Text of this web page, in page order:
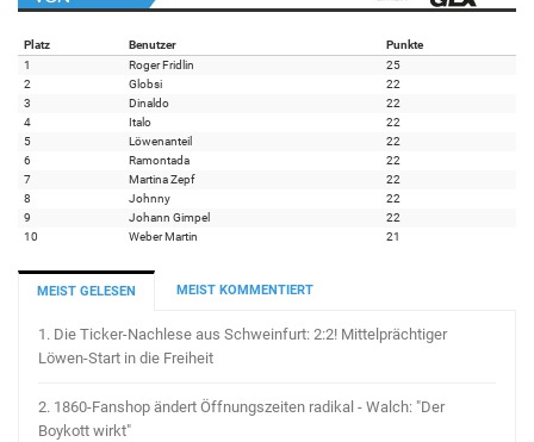
Platz Benutzer
Punkte
1
Roger Fridlin
25
2
Globsi
22
3
Dinaldo
22
4
Italo
22
5
Löwenanteil
22
6
Ramontada
22
7
Martina Zepf
22
8
Johnny
22
9
Johann Gimpel
22
10
Weber Martin 21
MEIST GELESEN MEIST KOMMENTIERT
1. Die Ticker-Nachlese aus Schweinfurt: 2:2! Mittelprächtiger
Löwen-Start in die Freiheit
2. 1860-Fanshop ändert Öffnungszeiten radikal - Walch: "Der
Boykott wirkt"